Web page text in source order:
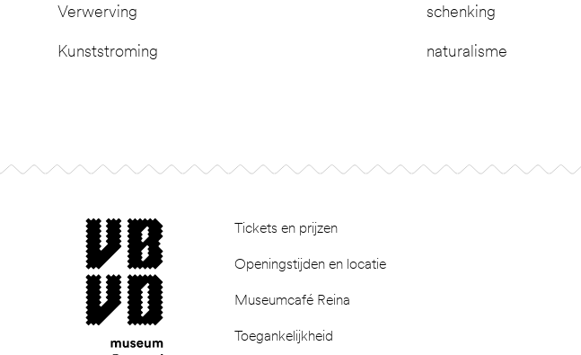
Verwerving schenking
Kunststroming naturalisme
Tickets en prijzen
Openingstijden en locatie
Museumcafé Reina
Toegankelijkheid
museum van Bommel van Dam